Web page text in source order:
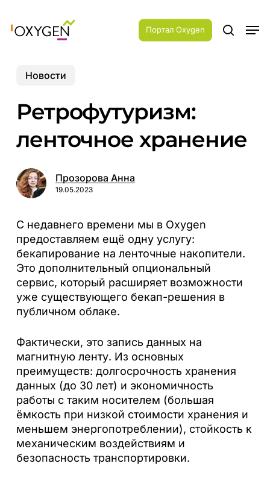
main
Портал Oxygen search
Новости
Ретрофутуризм:
ленточное хранение
Прозорова Анна
19.05.2023
С недавнего времени мы в Oxygen
предоставляем ещё одну услугу:
бекапирование на ленточные накопители.
Это дополнительный опциональный
сервис, который расширяет возможности
уже существующего бекап-решения в
публичном облаке.
Фактически, это запись данных на
магнитную ленту. Из основных
преимуществ: долгосрочность хранения
данных (до 30 лет) и экономичность
работы с таким носителем (большая
ёмкость при низкой стоимости хранения и
меньшем энергопотреблении), стойкость к
механическим воздействиям и
безопасность транспортировки.